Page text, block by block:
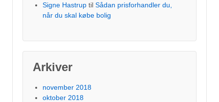
Signe Hastrup til Sådan prisforhandler du,
når du skal købe bolig
Arkiver
november 2018
oktober 2018